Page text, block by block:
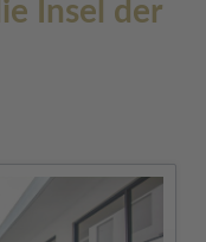
Insel der